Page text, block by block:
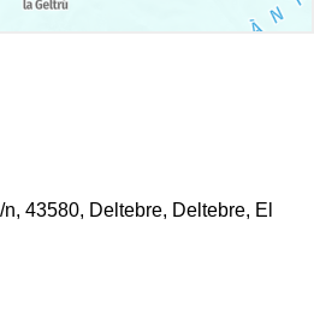
43580, Deltebre, Deltebre, El